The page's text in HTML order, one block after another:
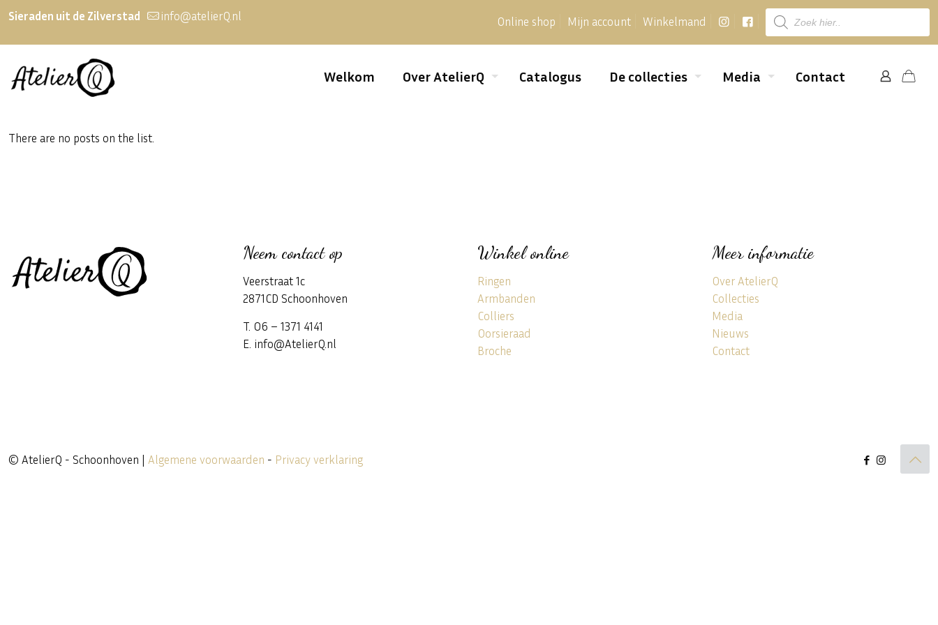
Sieraden uit de Zilverstad info@atelierQ.nl Online shop Mijn account Winkelmand
Producten
zoeken
Welkom Over AtelierQ Catalogus De collecties Media Contact
There are no posts on the list.
Neem contact op
Veerstraat 1c
2871CD Schoonhoven
T. 06 – 1371 4141
E. info@AtelierQ.nl
Winkel online
Ringen
Armbanden
Colliers
Oorsieraad
Broche
Meer informatie
Over AtelierQ
Collecties
Media
Nieuws
Contact
© AtelierQ - Schoonhoven | Algemene voorwaarden - Privacy verklaring